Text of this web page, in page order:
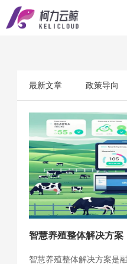
最新文章 政策导向
工业APP 产业互联网
常见问题
智慧养殖整体解决方案
智慧养殖整体解决方案是